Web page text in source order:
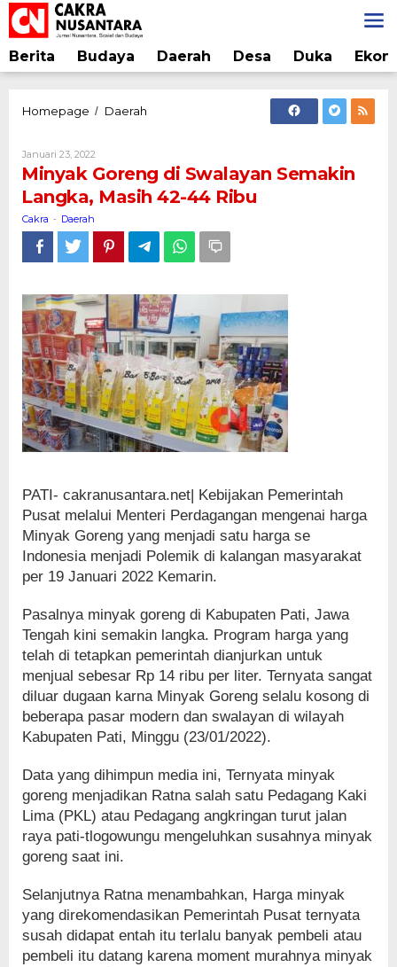
Lewati
ke
konten
Berita Budaya Daerah Desa Duka
Homepage / Daerah
Swalayan
Semakin
Langka,
42-
44
Januari 23, 2022
Cakra
Minyak Goreng di Swalayan Semakin
Langka, Masih 42-44 Ribu
Cakra - Daerah
PATI- cakranusantara.net| Kebijakan Pemerintah
Pusat melalui Menteri Perdagangan mengenai harga
Minyak Goreng yang menjadi satu harga se
Indonesia menjadi Polemik di kalangan masyarakat
per 19 Januari 2022 Kemarin.
Pasalnya minyak goreng di Kabupaten Pati, Jawa
Tengah kini semakin langka. Program harga yang
telah di tetapkan pemerintah dianjurkan untuk
menjual sebesar Rp 14 ribu per liter. Ternyata sangat
diluar dugaan karna Minyak Goreng selalu kosong di
beberapa pasar modern dan swalayan di wilayah
Kabupaten Pati, Minggu (23/01/2022).
Data yang dihimpun media ini, Ternyata minyak
goreng menjadikan Ratna salah satu Pedagang Kaki
Lima (PKL) atau Pedagang angkringan turut jalan
raya pati-tlogowungu mengeluhkan susahnya minyak
goreng saat ini.
Selanjutnya Ratna menambahkan, Harga minyak
yang direkomendasikan Pemerintah Pusat ternyata
susah didapat entah itu terlalu banyak pembeli atau
pembeli itu datang karena moment murahnya minyak